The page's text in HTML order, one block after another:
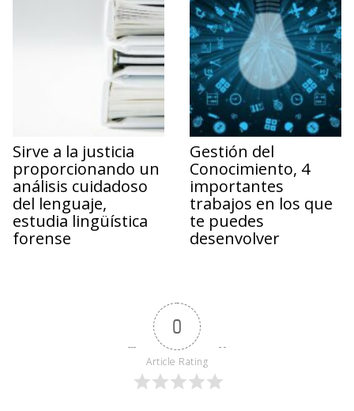
Sirve a la justicia
proporcionando un
análisis cuidadoso
del lenguaje,
estudia lingüística
forense
Gestión del
Conocimiento, 4
importantes
trabajos en los que
te puedes
desenvolver
0
Article Rating